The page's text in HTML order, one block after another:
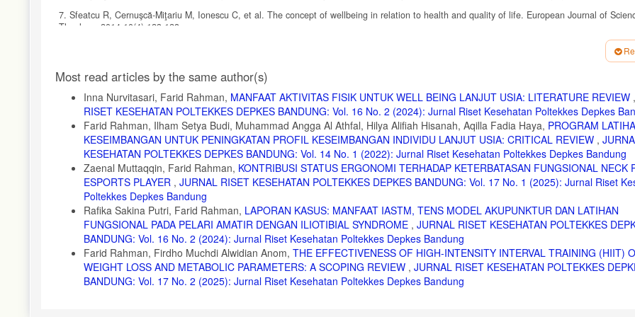
7. Sfeatcu R, Cernuşcă-Miţariu M, Ionescu C, et al. The concept of wellbeing in relation to health and quality of life. European Journal of
Theology. 2014;10(4):123-128.
8. Fatmala Sary R. Efektivitas Senam Osteoarthritis Terhadap Quality of Life Pada Penderita Osteoarthritis, Universitas Muhammadiyah
Desa Lenandareta Wilayah Kerja Puskesmas Paga. Jurnal Keperawatan dan Kesehatan Masyarakat. 2021;7(1) :21-31.
11. Wahyuni Y, Nursiswati N, Anna A. Kualitas Hidup berdasarkan Karekteristik Pasien Diabetes Melitus Tipe 2. Jurnal Keperawatan
2014;2(1) :25-34.
12. Arumi S. Hubungan Dukungan Sosial Keluarga Dengan Coping Stress Pada Penderita Hipertensi Di Puskesmas Rawat Inap Sidomulyo
Universitas Islam Negeri Sultan Syarif Kasim Riau; 2018.
13. Fridalni N, Minropa A, Sapardi VS. Pengenalan Dini Penyakit Degeneratif. Jurnal Abdimas Saintika. 2019;1(1):129-135.
14. Isfaizah I, Widyaningsih A. Menurunkan Tingkat Stres dan Penyakit Degeneratif dengan Pendekatan Focus Grup Discussion di PT Kayu Lapis
Indonesia. Indonesian Journal of Community Empowerment (IJCE). 2019;1(2) :1-7.
15. Widad Z. Studi Kasus Kejadian Stres Pada Kualitas Hidup Lansia Dengan Gangguan Osteoasrthritis, Universitas Muhammadiyah Surabaya;
16. Fira V. Hubungan Dukungan Keluarga Dan Tingkat Stres Dengan Self Management Pada Pasien Diabetes Melitus Tipe 2 Di Puskesmas
STIKES Hang Tuah Surabaya; 2022.
Article
Details
Most read articles by the same author(s)
Inna Nurvitasari, Farid Rahman, MANFAAT AKTIVITAS FISIK UNTUK WELL BEING LANJUT USIA: LITERATURE REVIEW ,
RISET KESEHATAN POLTEKKES DEPKES BANDUNG: Vol. 16 No. 2 (2024): Jurnal Riset Kesehatan Poltekkes Depkes
Farid Rahman, Ilham Setya Budi, Muhammad Angga Al Athfal, Hilya Alifiah Hisanah, Aqilla Fadia Haya, PROGRAM
KESEIMBANGAN UNTUK PENINGKATAN PROFIL KESEIMBANGAN INDIVIDU LANJUT USIA: CRITICAL REVIEW ,
KESEHATAN POLTEKKES DEPKES BANDUNG: Vol. 14 No. 1 (2022): Jurnal Riset Kesehatan Poltekkes Depkes Bandung
Zaenal Muttaqqin, Farid Rahman, KONTRIBUSI STATUS ERGONOMI TERHADAP KETERBATASAN FUNGSIONAL NECK
ESPORTS PLAYER , JURNAL RISET KESEHATAN POLTEKKES DEPKES BANDUNG: Vol. 17 No. 1 (2025): Jurnal Riset
Poltekkes Depkes Bandung
Rafika Sakina Putri, Farid Rahman, LAPORAN KASUS: MANFAAT IASTM, TENS MODEL AKUPUNKTUR DAN LATIHAN
FUNGSIONAL PADA PELARI AMATIR DENGAN ILIOTIBIAL SYNDROME , JURNAL RISET KESEHATAN POLTEKKES
BANDUNG: Vol. 16 No. 2 (2024): Jurnal Riset Kesehatan Poltekkes Depkes Bandung
Farid Rahman, Firdho Muchdi Alwidian Anom, THE EFFECTIVENESS OF HIGH-INTENSITY INTERVAL TRAINING (HIIT)
WEIGHT LOSS AND METABOLIC PARAMETERS: A SCOPING REVIEW , JURNAL RISET KESEHATAN POLTEKKES
BANDUNG: Vol. 17 No. 2 (2025): Jurnal Riset Kesehatan Poltekkes Depkes Bandung